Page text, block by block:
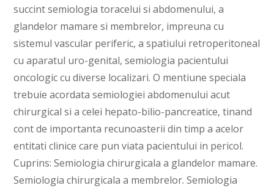
succint semiologia toracelui si abdomenului, a
glandelor mamare si membrelor, impreuna cu
sistemul vascular periferic, a spatiului retroperitoneal
cu aparatul uro-genital, semiologia pacientului
oncologic cu diverse localizari. O mentiune speciala
trebuie acordata semiologiei abdomenului acut
chirurgical si a celei hepato-bilio-pancreatice, tinand
cont de importanta recunoasterii din timp a acelor
entitati clinice care pun viata pacientului in pericol.
Cuprins: Semiologia chirurgicala a glandelor mamare.
Semiologia chirurgicala a membrelor. Semiologia